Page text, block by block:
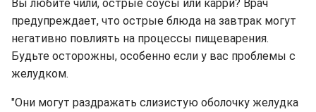
Вы любите чили, острые соусы или карри? Врач
предупреждает, что острые блюда на завтрак могут
негативно повлиять на процессы пищеварения.
Будьте осторожны, особенно если у вас проблемы с
желудком.
"Они могут раздражать слизистую оболочку желудка